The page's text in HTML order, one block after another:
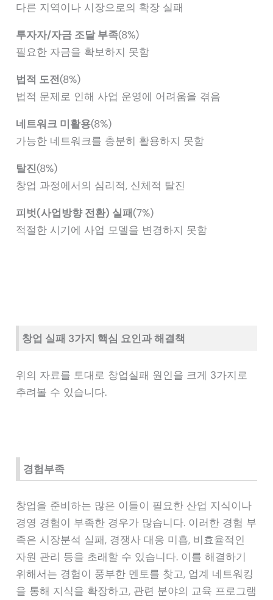
다른 지역이나 시장으로의 확장 실패
투자자/자금 조달 부족(8%)
필요한 자금을 확보하지 못함
법적 도전(8%)
법적 문제로 인해 사업 운영에 어려움을 겪음
네트워크 미활용(8%)
가능한 네트워크를 충분히 활용하지 못함
탈진(8%)
창업 과정에서의 심리적, 신체적 탈진
피벗(사업방향 전환) 실패(7%)
적절한 시기에 사업 모델을 변경하지 못함
창업 실패 3가지 핵심 요인과 해결책
위의 자료를 토대로 창업실패 원인을 크게 3가지로
추려볼 수 있습니다.
경험부족
창업을 준비하는 많은 이들이 필요한 산업 지식이나
경영 경험이 부족한 경우가 많습니다. 이러한 경험 부
족은 시장분석 실패, 경쟁사 대응 미흡, 비효율적인
자원 관리 등을 초래할 수 있습니다. 이를 해결하기
위해서는 경험이 풍부한 멘토를 찾고, 업계 네트워킹
을 통해 지식을 확장하고, 관련 분야의 교육 프로그램